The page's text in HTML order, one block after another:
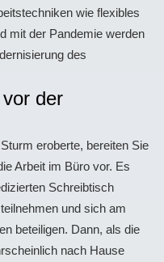
wie flexibles
mit der Pandemie werden
des
der
eroberte, bereiten Sie
Arbeit im Büro vor. Es
Schreibtisch
und sich am
beteiligen. Dann, als die
nach Hause